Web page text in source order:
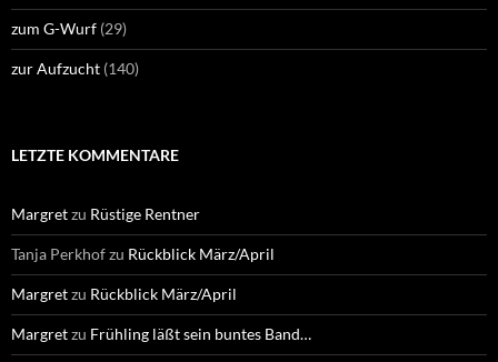
zum G-Wurf (29)
zur Aufzucht (140)
LETZTE KOMMENTARE
Margretzu Rüstige Rentner
Tanja Perkhofzu Rückblick März/April
Margretzu Rückblick März/April
Margretzu Frühling läßt sein buntes Band…